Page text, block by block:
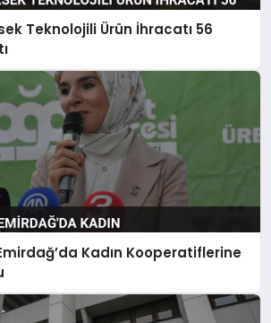
Teknolojili Ürün İhracatı 56
Kadın Kooperatiflerine